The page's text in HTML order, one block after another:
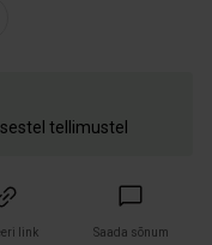
tellimustel
link Saada sõnum